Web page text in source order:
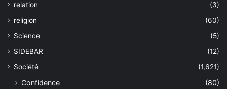
relation
(3)
religion
(60)
Science
(5)
SIDEBAR
(12)
Société
(1,621)
Confidence
(80)